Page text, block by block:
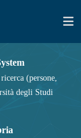
(persone,
degli Studi